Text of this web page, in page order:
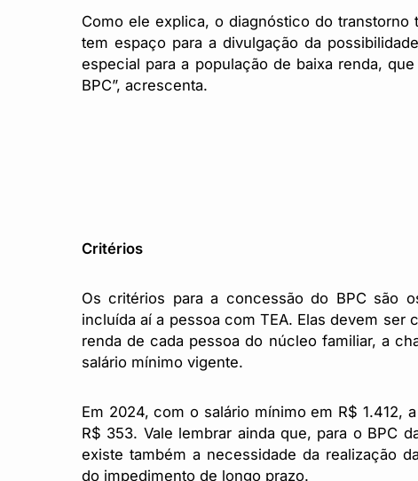
Como ele explica, o diagnóstico do
tem espaço para a divulgação da
especial para a população de baixa renda,
BPC”, acrescenta.
Critérios
Os critérios para a concessão do BPC são
incluída aí a pessoa com TEA. Elas devem ser
renda de cada pessoa do núcleo familiar, a
salário mínimo vigente.
Em 2024, com o salário mínimo em R$ 1.412,
R$ 353. Vale lembrar ainda que, para o BPC
existe também a necessidade da realização
do impedimento de longo prazo.